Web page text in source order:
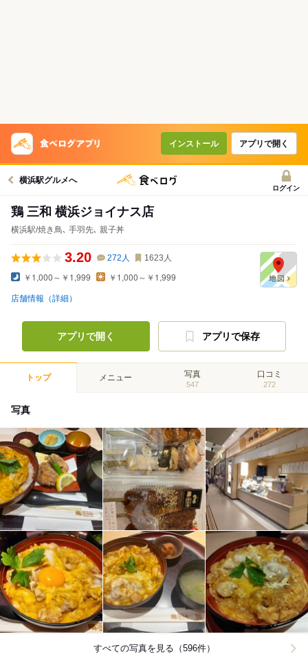
インストール アプリで開く
横浜駅グルメへ
ログイン
鶏 三和 横浜ジョイナス店
横浜駅/焼き鳥､ 手羽先､ 親子丼
3.20 272 人 1623 人
￥1,000～￥1,999 ￥1,000～￥1,999
店舗情報（詳細）
アプリで開く アプリで保存
トップ メニュー 写真
547
口コミ
272
写真
すべての写真を見る（596件）